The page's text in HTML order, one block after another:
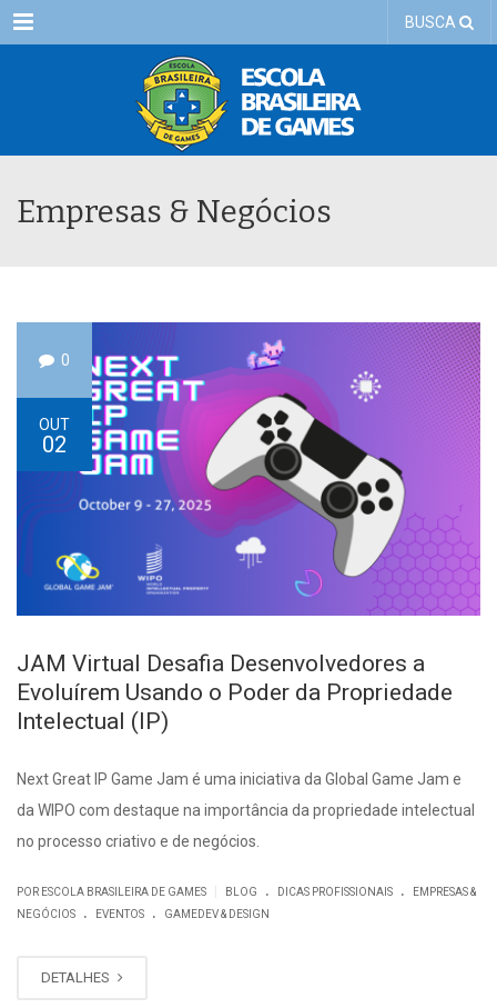
Menu BUSCA
Empresas & Negócios
0
OUT
02
JAM Virtual Desafia Desenvolvedores a
Evoluírem Usando o Poder da Propriedade
Intelectual (IP)
Next Great IP Game Jam é uma iniciativa da Global Game Jam e
da WIPO com destaque na importância da propriedade intelectual
no processo criativo e de negócios.
POR ESCOLA BRASILEIRA DE GAMES BLOG . DICAS PROFISSIONAIS .
EMPRESAS &
NEGÓCIOS
. EVENTOS . GAMEDEV & DESIGN
DETALHES